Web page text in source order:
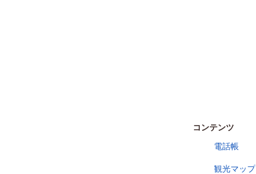
コンテンツ
電話帳
観光マップ